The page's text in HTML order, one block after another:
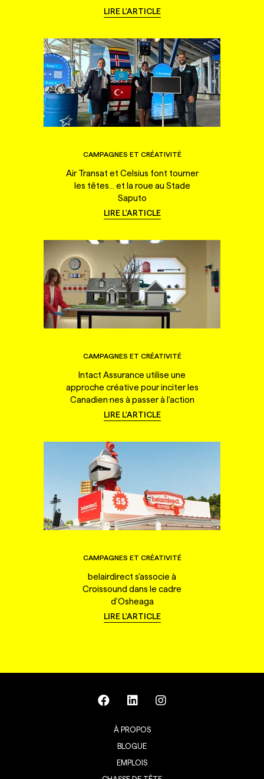
LIRE L'ARTICLE
CAMPAGNES ET CRÉATIVITÉ
Air Transat et Celsius font tourner
les têtes... et la roue au Stade
Saputo
LIRE L'ARTICLE
CAMPAGNES ET CRÉATIVITÉ
Intact Assurance utilise une
approche créative pour inciter les
Canadien·nes à passer à l'action
LIRE L'ARTICLE
CAMPAGNES ET CRÉATIVITÉ
belairdirect s'associe à
Croissound dans le cadre
d'Osheaga
LIRE L'ARTICLE
À PROPOS
BLOGUE
EMPLOIS